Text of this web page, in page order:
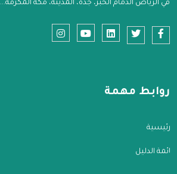
في الرياض الدمام الخبر، جدة، المدينة، مكة المكرمة...
روابط مهمة
الرئيسية
قائمة الدليل